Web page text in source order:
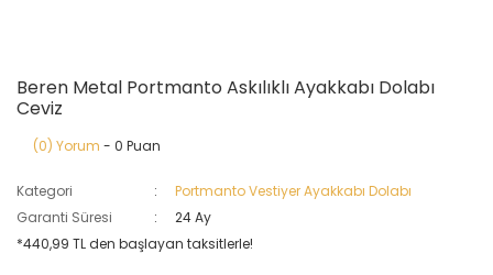
Beren Metal Portmanto Askılıklı Ayakkabı Dolabı
Ceviz
(0) Yorum - 0 Puan
Kategori
Portmanto Vestiyer Ayakkabı Dolabı
Garanti Süresi
24 Ay
*440,99 TL den başlayan taksitlerle!